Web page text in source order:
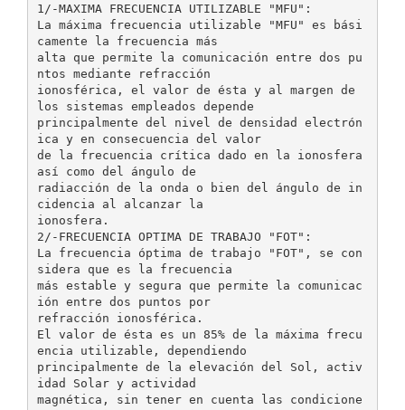
1/-MAXIMA FRECUENCIA UTILIZABLE "MFU":
La máxima frecuencia utilizable "MFU" es bási
camente la frecuencia más
alta que permite la comunicación entre dos pu
ntos mediante refracción
ionosférica, el valor de ésta y al margen de
los sistemas empleados depende
principalmente del nivel de densidad electrón
ica y en consecuencia del valor
de la frecuencia crítica dado en la ionosfera
así como del ángulo de
radiacción de la onda o bien del ángulo de in
cidencia al alcanzar la
ionosfera.
2/-FRECUENCIA OPTIMA DE TRABAJO "FOT":
La frecuencia óptima de trabajo "FOT", se con
sidera que es la frecuencia
más estable y segura que permite la comunicac
ión entre dos puntos por
refracción ionosférica.
El valor de ésta es un 85% de la máxima frecu
encia utilizable, dependiendo
principalmente de la elevación del Sol, activ
idad Solar y actividad
magnética, sin tener en cuenta las condicione